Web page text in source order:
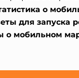
о
для запуска
мобильном